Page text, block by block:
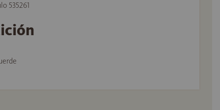
535261